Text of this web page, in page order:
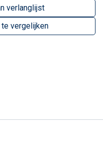
vergelijken
verlanglijst